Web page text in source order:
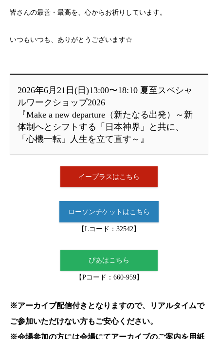
皆さんの最善・最高を、心からお祈りしています。
いつもいつも、ありがとうございます☆
2026年6月21日(日)13:00〜18:10 夏至スペシャ
ルワークショップ2026
『Make a new departure（新たなる出発）～新
体制へとシフトする「 日本神界」と共に、
「心機一転」人生を立て直す～』
イープラスはこちら
ローソンチケットはこちら
【Lコード：32542】
ぴあはこちら
【Pコード：660-959】
※アーカイブ配信付きとなりますので、リアルタイムで
ご参加いただけない方もご安心ください。
※会場参加の方には会場にてアーカイブのご案内を用紙